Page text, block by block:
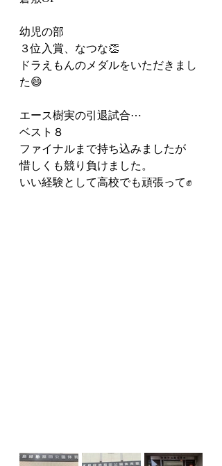
幼児の部
３位入賞、なつな👏
ドラえもんのメダルをいただきまし
た😄
エース樹実の引退試合⋯
ベスト８
ファイナルまで持ち込みましたが
惜しくも競り負けました。
いい経験として高校でも頑張って✊